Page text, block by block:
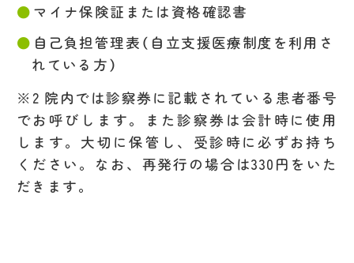
マイナ保険証または資格確認書
自己負担管理表（自立支援医療制度を利用さ
れている方）
※2 院内では診察券に記載されている患者番号
でお呼びします。また診察券は会計時に使用
します。大切に保管し、受診時に必ずお持ち
ください。なお、再発行の場合は330円をいた
だきます。